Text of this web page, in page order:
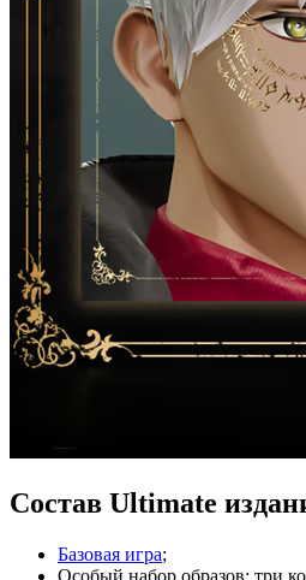
Состав Ultimate
Базовая игра;
Oсобый набор образов: три